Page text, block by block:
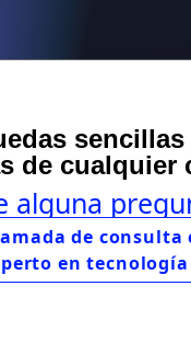
de cualquier
alguna
de
en tecnología